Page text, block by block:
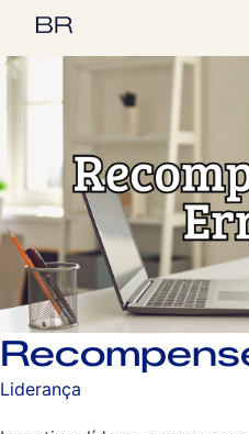
Liderança